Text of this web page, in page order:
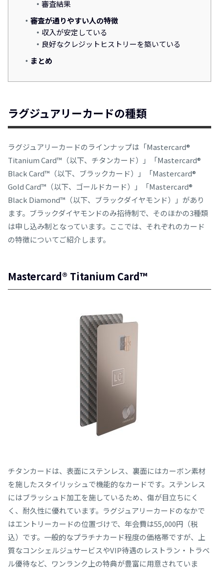
審査結果
審査が通りやすい人の特徴
収入が安定している
良好なクレジットヒストリーを築いている
まとめ
ラグジュアリーカードの種類
ラグジュアリーカードのラインナップは「Mastercard®
Titanium Card™（以下、チタンカード）」「Mastercard®
Black Card™（以下、ブラックカード）」「Mastercard®
Gold Card™（以下、ゴールドカード）」「Mastercard®
Black Diamond™（以下、ブラックダイヤモンド）」があり
ます。ブラックダイヤモンドのみ招待制で、そのほかの3種類
は申し込み制となっています。ここでは、それぞれのカード
の特徴についてご紹介します。
Mastercard® Titanium Card™
チタンカードは、表面にステンレス、裏面にはカーボン素材
を施したスタイリッシュで機能的なカードです。ステンレス
にはブラッシュド加工を施しているため、傷が目立ちにく
く、耐久性に優れています。ラグジュアリーカードのなかで
はエントリーカードの位置づけで、年会費は55,000円（税
込）です。一般的なプラチナカード程度の価格帯ですが、上
質なコンシェルジュサービスやVIP待遇のレストラン・トラベ
ル優待など、ワンランク上の特典が豊富に用意されていま